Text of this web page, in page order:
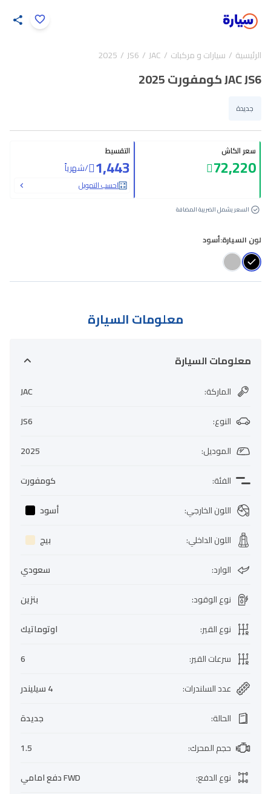
الرئيسية سيارات و مركبات JAC
JS6
2025
JAC JS6 كومفورت 2025
جديدة
سعر الكاش
72,220
التقسيط
1,443
/شهرياً
احسب التمويل
السعر يشمل الضريبة المضافة
لون السيارة:أسود
معلومات السيارة
معلومات السيارة
الماركة:
JAC
النوع:
JS6
الموديل:
2025
الفئة:
كومفورت
اللون الخارجي:
أسود
اللون الداخلي:
بيج
الوارد:
سعودي
نوع الوقود:
بنزين
نوع القير:
اوتوماتيك
سرعات القير:
6
عدد السلندرات:
4 سيليندر
الحالة:
جديدة
حجم المحرك:
1.5
نوع الدفع:
FWD دفع امامي